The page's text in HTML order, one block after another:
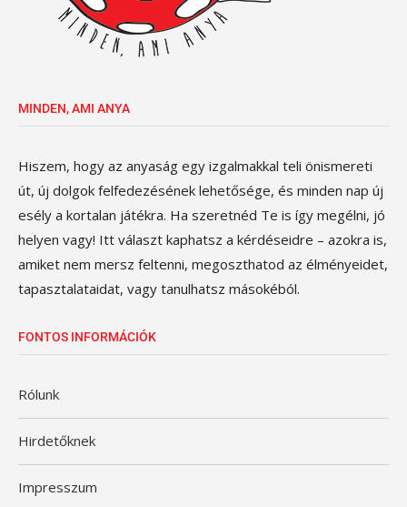
MINDEN, AMI ANYA
Hiszem, hogy az anyaság egy izgalmakkal teli önismereti
út, új dolgok felfedezésének lehetősége, és minden nap új
esély a kortalan játékra. Ha szeretnéd Te is így megélni, jó
helyen vagy! Itt választ kaphatsz a kérdéseidre – azokra is,
amiket nem mersz feltenni, megoszthatod az élményeidet,
tapasztalataidat, vagy tanulhatsz másokéból.
FONTOS INFORMÁCIÓK
Rólunk
Hirdetőknek
Impresszum